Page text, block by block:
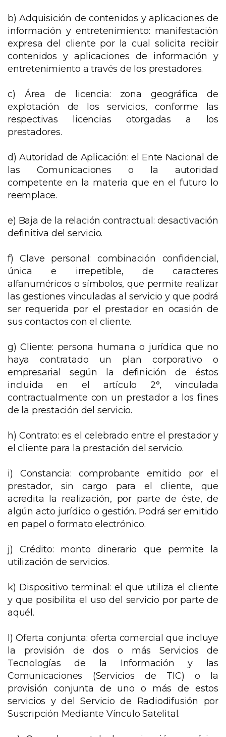
b) Adquisición de contenidos y aplicaciones de
información y entretenimiento: manifestación
expresa del cliente por la cual solicita recibir
contenidos y aplicaciones de información y
entretenimiento a través de los prestadores.
c) Área de licencia: zona geográfica de
explotación de los servicios, conforme las
respectivas licencias otorgadas a los
prestadores.
d) Autoridad de Aplicación: el Ente Nacional de
las Comunicaciones o la autoridad
competente en la materia que en el futuro lo
reemplace.
e) Baja de la relación contractual: desactivación
definitiva del servicio.
f) Clave personal: combinación confidencial,
única e irrepetible, de caracteres
alfanuméricos o símbolos, que permite realizar
las gestiones vinculadas al servicio y que podrá
ser requerida por el prestador en ocasión de
sus contactos con el cliente.
g) Cliente: persona humana o jurídica que no
haya contratado un plan corporativo o
empresarial según la definición de éstos
incluida en el artículo 2°, vinculada
contractualmente con un prestador a los fines
de la prestación del servicio.
h) Contrato: es el celebrado entre el prestador y
el cliente para la prestación del servicio.
i) Constancia: comprobante emitido por el
prestador, sin cargo para el cliente, que
acredita la realización, por parte de éste, de
algún acto jurídico o gestión. Podrá ser emitido
en papel o formato electrónico.
j) Crédito: monto dinerario que permite la
utilización de servicios.
k) Dispositivo terminal: el que utiliza el cliente
y que posibilita el uso del servicio por parte de
aquél.
l) Oferta conjunta: oferta comercial que incluye
la provisión de dos o más Servicios de
Tecnologías de la Información y las
Comunicaciones (Servicios de TIC) o la
provisión conjunta de uno o más de estos
servicios y del Servicio de Radiodifusión por
Suscripción Mediante Vínculo Satelital.